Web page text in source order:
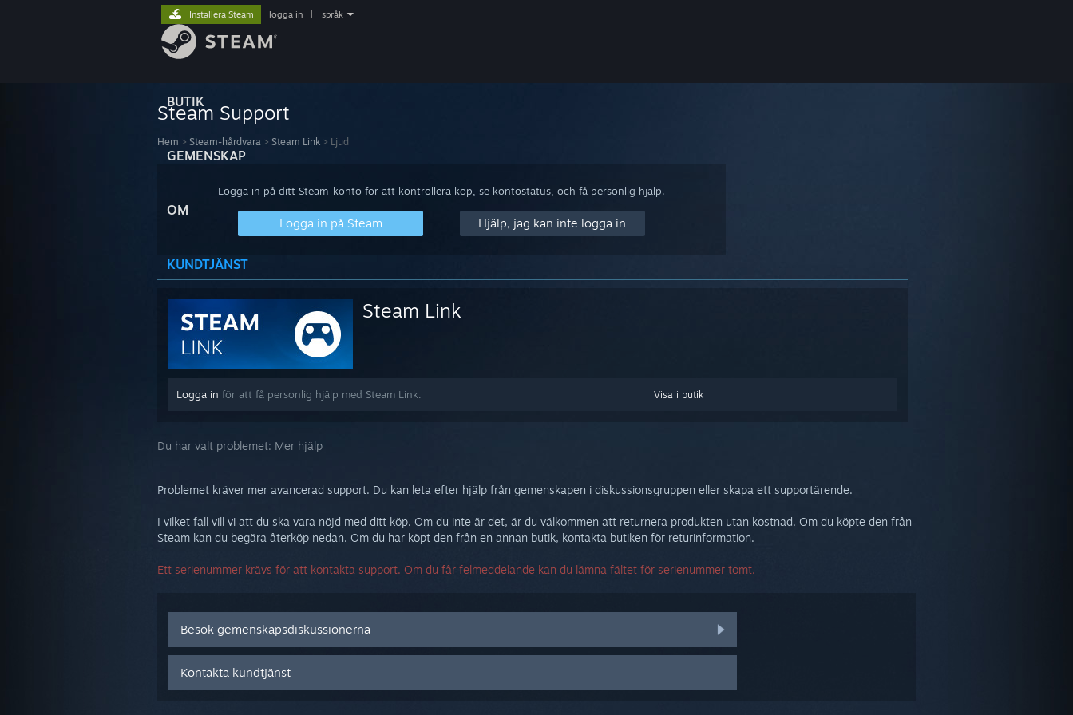
BUTIK
GEMENSKAP
OM
KUNDTJÄNST
Installera Steam logga in språk
Steam Support
Hem > Steam-hårdvara > Steam Link > Ljud
Logga in på ditt Steam-konto för att kontrollera köp, se kontostatus, och få personlig hjälp.
Logga in på Steam Hjälp, jag kan inte logga in
Steam Link
Visa i butik
Logga in för att få personlig hjälp med Steam Link.
Du har valt problemet: Mer hjälp
Problemet kräver mer avancerad support. Du kan leta efter hjälp från gemenskapen i diskussionsgruppen eller skapa ett supportärende.
I vilket fall vill vi att du ska vara nöjd med ditt köp. Om du inte är det, är du välkommen att returnera produkten utan kostnad. Om du köpte den från
Steam kan du begära återköp nedan. Om du har köpt den från en annan butik, kontakta butiken för returinformation.
Ett serienummer krävs för att kontakta support. Om du får felmeddelande kan du lämna fältet för serienummer tomt.
Besök gemenskapsdiskussionerna
Kontakta kundtjänst